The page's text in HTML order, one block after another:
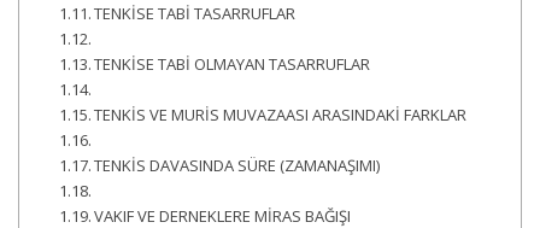
TENKİSE TABİ TASARRUFLAR
TENKİSE TABİ OLMAYAN TASARRUFLAR
TENKİS VE MURİS MUVAZAASI ARASINDAKİ FARKLAR
TENKİS DAVASINDA SÜRE (ZAMANAŞIMI)
VAKIF VE DERNEKLERE MİRAS BAĞIŞI